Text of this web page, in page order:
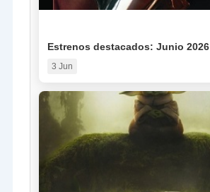
Estrenos destacados: Junio 2026
3 Jun